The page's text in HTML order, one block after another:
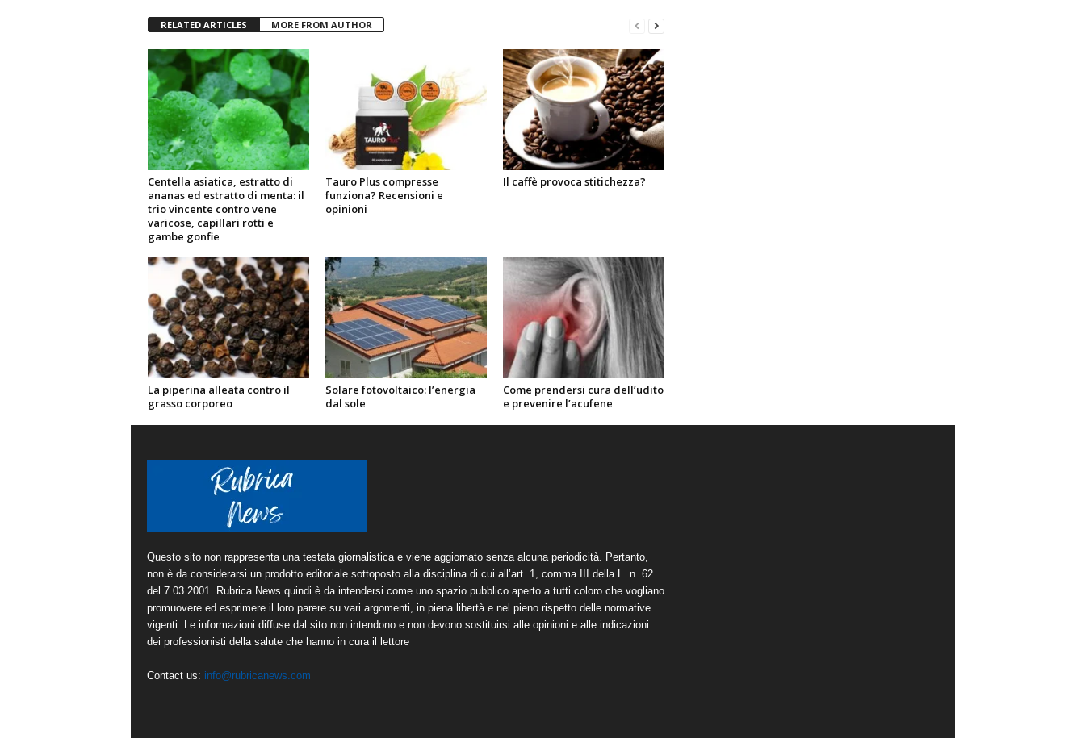
RELATED ARTICLES MORE FROM AUTHOR
Centella asiatica, estratto di
ananas ed estratto di menta: il
trio vincente contro vene
varicose, capillari rotti e
gambe gonfie
Tauro Plus compresse
funziona? Recensioni e
opinioni
Il caffè provoca stitichezza?
La piperina alleata contro il
grasso corporeo
Solare fotovoltaico: l’energia
dal sole
Come prendersi cura dell’udito
e prevenire l’acufene
Questo sito non rappresenta una testata giornalistica e viene aggiornato senza alcuna periodicità. Pertanto,
non è da considerarsi un prodotto editoriale sottoposto alla disciplina di cui all’art. 1, comma III della L. n. 62
del 7.03.2001. Rubrica News quindi è da intendersi come uno spazio pubblico aperto a tutti coloro che vogliano
promuovere ed esprimere il loro parere su vari argomenti, in piena libertà e nel pieno rispetto delle normative
vigenti. Le informazioni diffuse dal sito non intendono e non devono sostituirsi alle opinioni e alle indicazioni
dei professionisti della salute che hanno in cura il lettore
Contact us: info@rubricanews.com